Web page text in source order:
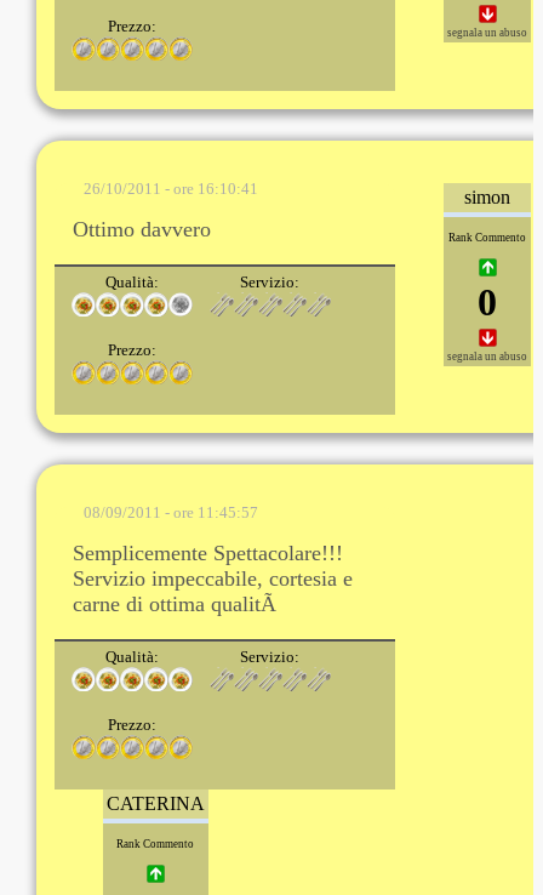
Prezzo: segnala un abuso
26/10/2011 - ore 16:10:41
Ottimo davvero
Qualità: Servizio:
Prezzo:
simon
Rank Commento
0
segnala un abuso
08/09/2011 - ore 11:45:57
Semplicemente Spettacolare!!!
Servizio impeccabile, cortesia e
carne di ottima qualitÃ
Qualità: Servizio:
Prezzo:
CATERINA
Rank Commento